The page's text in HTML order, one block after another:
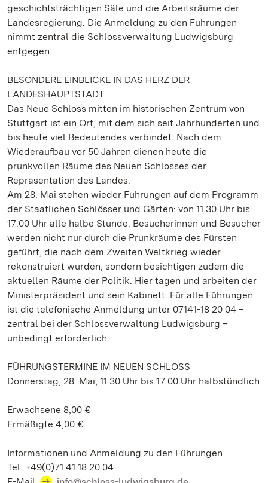
geschichtsträchtigen Säle und die Arbeitsräume der
Landesregierung. Die Anmeldung zu den Führungen
nimmt zentral die Schlossverwaltung Ludwigsburg
entgegen.
BESONDERE EINBLICKE IN DAS HERZ DER
LANDESHAUPTSTADT
Das Neue Schloss mitten im historischen Zentrum von
Stuttgart ist ein Ort, mit dem sich seit Jahrhunderten und
bis heute viel Bedeutendes verbindet. Nach dem
Wiederaufbau vor 50 Jahren dienen heute die
prunkvollen Räume des Neuen Schlosses der
Repräsentation des Landes.
Am 28. Mai stehen wieder Führungen auf dem Programm
der Staatlichen Schlösser und Gärten: von 11.30 Uhr bis
17.00 Uhr alle halbe Stunde. Besucherinnen und Besucher
werden nicht nur durch die Prunkräume des Fürsten
geführt, die nach dem Zweiten Weltkrieg wieder
rekonstruiert wurden, sondern besichtigen zudem die
aktuellen Räume der Politik. Hier tagen und arbeiten der
Ministerpräsident und sein Kabinett. Für alle Führungen
ist die telefonische Anmeldung unter 07141-18 20 04 –
zentral bei der Schlossverwaltung Ludwigsburg –
unbedingt erforderlich.
FÜHRUNGSTERMINE IM NEUEN SCHLOSS
Donnerstag, 28. Mai, 11.30 Uhr bis 17.00 Uhr halbstündlich
Erwachsene 8,00 €
Ermäßigte 4,00 €
Informationen und Anmeldung zu den Führungen
Tel. +49(0)71 41.18 20 04